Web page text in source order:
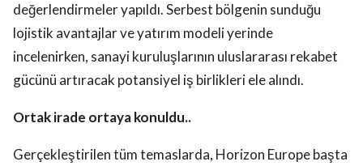
değerlendirmeler yapıldı. Serbest bölgenin sunduğu
lojistik avantajlar ve yatırım modeli yerinde
incelenirken, sanayi kuruluşlarının uluslararası rekabet
gücünü artıracak potansiyel iş birlikleri ele alındı.
Ortak irade ortaya konuldu..
Gerçekleştirilen tüm temaslarda, Horizon Europe başta